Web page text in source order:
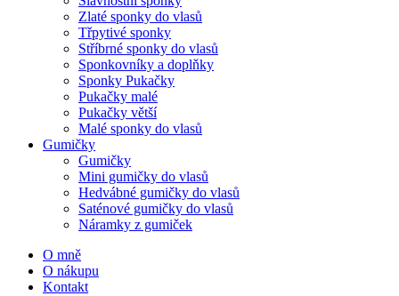
Zlaté sponky do vlasů
Třpytivé sponky
Stříbrné sponky do vlasů
Sponkovníky a doplňky
Sponky Pukačky
Pukačky malé
Pukačky větší
Malé sponky do vlasů
Gumičky
Gumičky
Mini gumičky do vlasů
Hedvábné gumičky do vlasů
Saténové gumičky do vlasů
Náramky z gumiček
O mně
O nákupu
Kontakt